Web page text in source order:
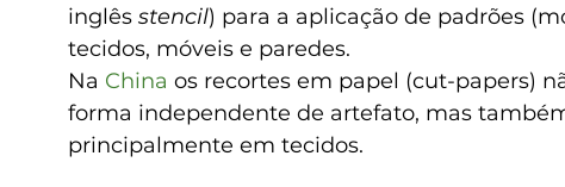
inglês stencil) para a aplicação de padrões
tecidos, móveis e paredes.
Na China os recortes em papel (cut-papers)
forma independente de artefato, mas
principalmente em tecidos.